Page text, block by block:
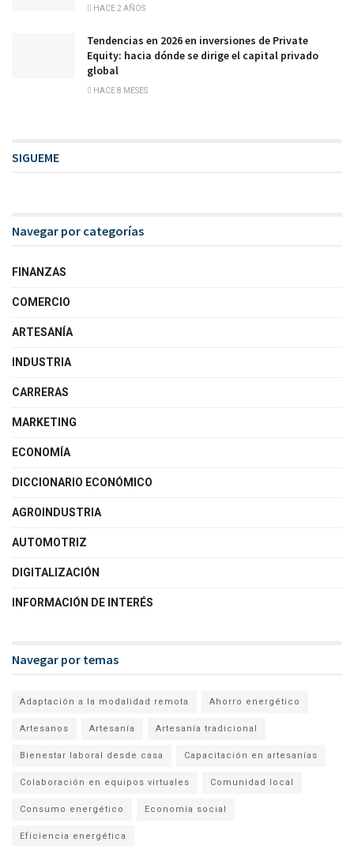
HACE 2 AÑOS
Tendencias en 2026 en inversiones de Private
Equity: hacia dónde se dirige el capital privado
global
HACE 8 MESES
SIGUEME
Navegar por categorías
FINANZAS
COMERCIO
ARTESANÍA
INDUSTRIA
CARRERAS
MARKETING
ECONOMÍA
DICCIONARIO ECONÓMICO
AGROINDUSTRIA
AUTOMOTRIZ
DIGITALIZACIÓN
INFORMACIÓN DE INTERÉS
Navegar por temas
Adaptación a la modalidad remota Ahorro energético
Artesanos Artesanía Artesanía tradicional
Bienestar laboral desde casa Capacitación en artesanías
Colaboración en equipos virtuales Comunidad local
Consumo energético Economía social
Eficiencia energética